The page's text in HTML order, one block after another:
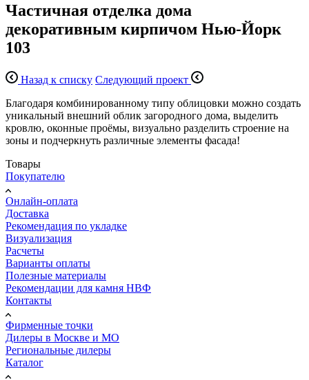
Частичная отделка дома
декоративным кирпичом Нью-Йорк
103
Назад к списку Следующий проект
Благодаря комбинированному типу облицовки можно создать
уникальный внешний облик загородного дома, выделить
кровлю, оконные проёмы, визуально разделить строение на
зоны и подчеркнуть различные элементы фасада!
Товары
Покупателю
Онлайн-оплата
Доставка
Рекомендация по укладке
Визуализация
Расчеты
Варианты оплаты
Полезные материалы
Рекомендации для камня НВФ
Контакты
Фирменные точки
Дилеры в Москве и МО
Региональные дилеры
Каталог